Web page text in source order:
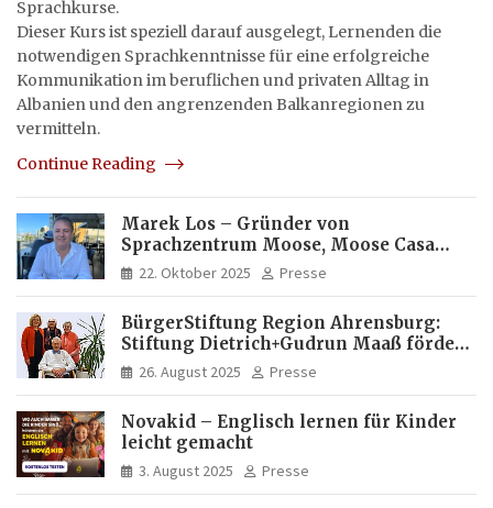
Sprachkurse.
Dieser Kurs ist speziell darauf ausgelegt, Lernenden die
notwendigen Sprachkenntnisse für eine erfolgreiche
Kommunikation im beruflichen und privaten Alltag in
Albanien und den angrenzenden Balkanregionen zu
vermitteln.
Continue Reading
Marek Los – Gründer von
Sprachzentrum Moose, Moose Casa
Italia und Apartamento Brasil |
Internationaler Experte für Bildung
22. Oktober 2025 Presse
BürgerStiftung Region Ahrensburg:
Stiftung Dietrich+Gudrun Maaß fördert
Deutschkenntnisse von Frauen
26. August 2025 Presse
Novakid – Englisch lernen für Kinder
leicht gemacht
3. August 2025 Presse